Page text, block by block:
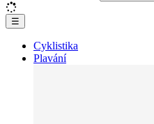
☰
Cyklistika
Plavání